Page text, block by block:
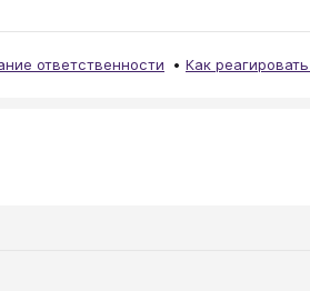
ответственности Как